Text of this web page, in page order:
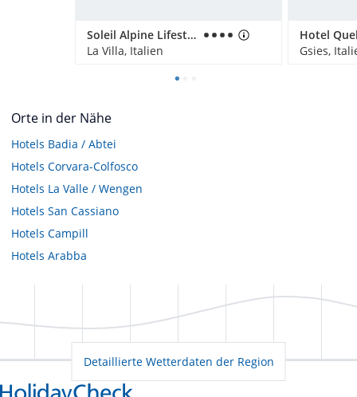
Soleil Alpine Lifestyle Hotel
La Villa, Italien
Gsies,
Orte in der Nähe
Hotels Badia / Abtei
Hotels Corvara-Colfosco
Hotels La Valle / Wengen
Hotels San Cassiano
Hotels Campill
Hotels Arabba
Detaillierte Wetterdaten der Region